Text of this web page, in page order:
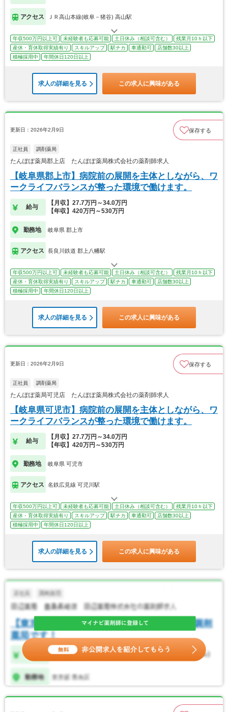
アクセス ＪＲ高山本線(岐阜－猪谷) 高山駅
年収500万円以上可 未経験者も応募可能 土日休み（相談可含む）
残業月10ｈ以下
産休・育休取得実績有り
スキルアップ 駅チカ 車通勤可
店舗数30以上
積極採用中
年間休日120日以上
求人の詳細を見る この求人に興味がある
更新日：2026年2月9日 保存する
正社員 調剤薬局
たんぽぽ薬局郡上店 たんぽぽ薬局株式会社の薬剤師求人
【岐阜県郡上市】病院前の展開を主体としながら、ワ
ークライフバランスが整った環境で働けます。
給与
【月収】27.7万円～34.0万円
【年収】420万円～530万円
勤務地 岐阜県 郡上市
アクセス 長良川鉄道 郡上八幡駅
年収500万円以上可 未経験者も応募可能 土日休み（相談可含む）
残業月10ｈ以下
産休・育休取得実績有り
スキルアップ 駅チカ 車通勤可
店舗数30以上
積極採用中
年間休日120日以上
求人の詳細を見る この求人に興味がある
更新日：2026年2月9日 保存する
正社員 調剤薬局
たんぽぽ薬局可児店 たんぽぽ薬局株式会社の薬剤師求人
【岐阜県可児市】病院前の展開を主体としながら、ワ
ークライフバランスが整った環境で働けます。
給与
【月収】27.7万円～34.0万円
【年収】420万円～530万円
勤務地 岐阜県 可児市
アクセス 名鉄広見線 可児川駅
年収500万円以上可 未経験者も応募可能 土日休み（相談可含む）
残業月10ｈ以下
産休・育休取得実績有り
スキルアップ 駅チカ 車通勤可
店舗数30以上
積極採用中
年間休日120日以上
求人の詳細を見る この求人に興味がある